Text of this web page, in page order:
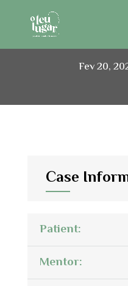
Career
Fev 20,
Case
Patient:
Mentor: